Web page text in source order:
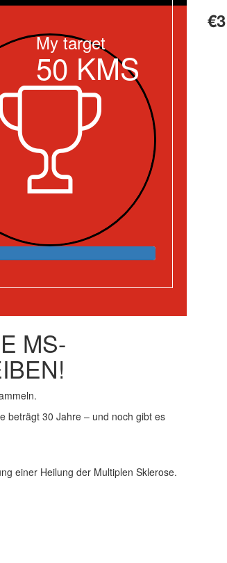
€3
My target
50 KMS
MS-
beträgt 30 Jahre – und noch gibt es
einer Heilung der Multiplen Sklerose.